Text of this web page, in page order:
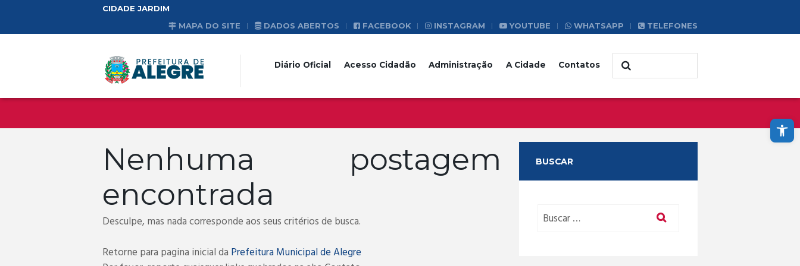
Abrir a barra de ferramentas
CIDADE JARDIM
MAPA DO SITE
DADOS ABERTOS FACEBOOK INSTAGRAM YOUTUBE WHATSAPP TELEFONES
Diário Oficial Acesso Cidadão Administração A Cidade Contatos
Nenhuma postagem
encontrada
Desculpe, mas nada corresponde aos seus critérios de busca.
Retorne para pagina inicial da Prefeitura Municipal de Alegre
BUSCAR